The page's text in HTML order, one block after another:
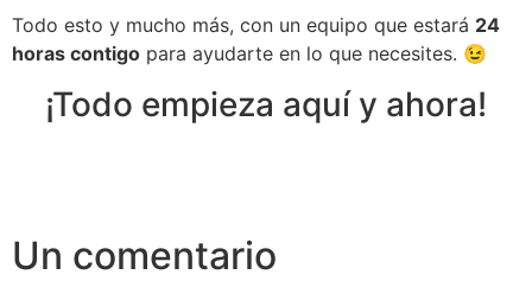
Todo esto y mucho más, con un equipo que estará 24
horas contigo para ayudarte en lo que necesites. 😉
¡Todo empieza aquí y ahora!
Un comentario